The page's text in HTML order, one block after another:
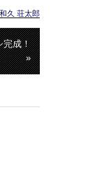
和久 荘太郎
成！
»